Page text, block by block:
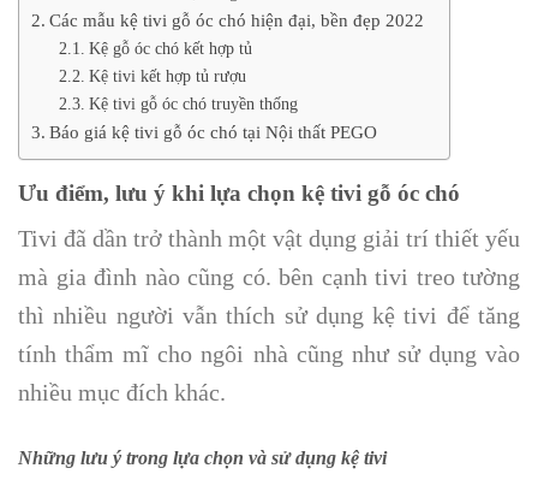
Các mẫu kệ tivi gỗ óc chó hiện đại, bền đẹp 2022
Kệ gỗ óc chó kết hợp tủ
Kệ tivi kết hợp tủ rượu
Kệ tivi gỗ óc chó truyền thống
Báo giá kệ tivi gỗ óc chó tại Nội thất PEGO
Ưu điểm, lưu ý khi lựa chọn kệ tivi gỗ óc chó
Tivi đã dần trở thành một vật dụng giải trí thiết yếu
mà gia đình nào cũng có. bên cạnh tivi treo tường
thì nhiều người vẫn thích sử dụng kệ tivi để tăng
tính thẩm mĩ cho ngôi nhà cũng như sử dụng vào
nhiều mục đích khác.
Những lưu ý trong lựa chọn và sử dụng kệ tivi